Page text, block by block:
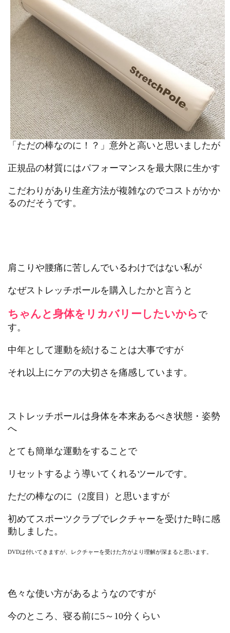
「ただの棒なのに！？」意外と高いと思いましたが
正規品の材質にはパフォーマンスを最大限に生かす
こだわりがあり生産方法が複雑なのでコストがかか
るのだそうです。
肩こりや腰痛に苦しんでいるわけではない私が
なぜストレッチポールを購入したかと言うと
ちゃんと身体をリカバリーしたいから で
す。
中年として運動を続けることは大事ですが
それ以上にケアの大切さを痛感しています。
ストレッチポールは身体を本来あるべき状態・姿勢
へ
とても簡単な運動をすることで
リセットするよう導いてくれるツールです。
ただの棒なのに（2度目）と思いますが
初めてスポーツクラブでレクチャーを受けた時に感
動しました。
DVDは付いてきますが、レクチャーを受けた方がより理解が深まると思います。
色々な使い方があるようなのですが
今のところ、寝る前に5～10分くらい